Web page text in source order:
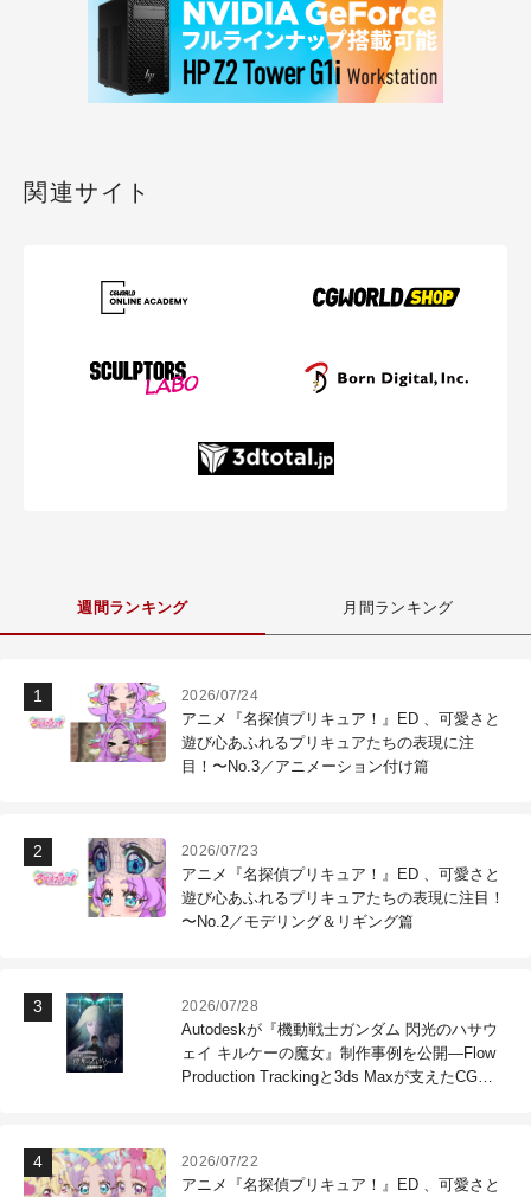
関連サイト
週間ランキング 月間ランキング
2026/07/24
アニメ『名探偵プリキュア！』ED 、可愛さと
遊び心あふれるプリキュアたちの表現に注
目！〜No.3／アニメーション付け篇
2026/07/23
アニメ『名探偵プリキュア！』ED 、可愛さと
遊び心あふれるプリキュアたちの表現に注目！
〜No.2／モデリング＆リギング篇
2026/07/28
Autodeskが『機動戦士ガンダム 閃光のハサウ
ェイ キルケーの魔女』制作事例を公開―Flow
Production Trackingと3ds Maxが支えたCG制
2026/07/22
アニメ『名探偵プリキュア！』ED 、可愛さと